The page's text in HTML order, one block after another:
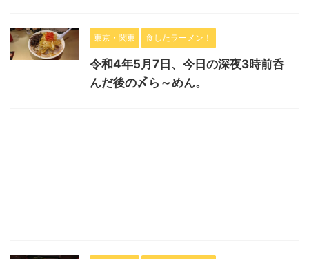
東京・関東 食したラーメン！
令和4年5月7日、今日の深夜3時前呑
んだ後の〆ら～めん。